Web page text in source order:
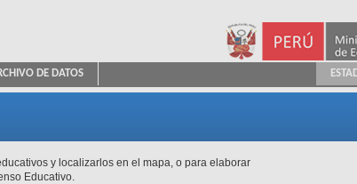
DE DATOS
y localizarlos en el mapa, o para elaborar
Educativo.